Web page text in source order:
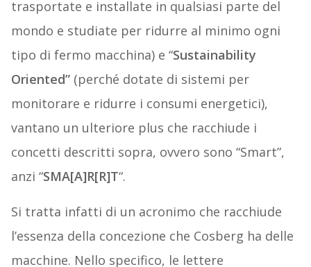
trasportate e installate in qualsiasi parte del
mondo e studiate per ridurre al minimo ogni
tipo di fermo macchina) e “Sustainability
Oriented”(perché dotate di sistemi per
monitorare e ridurre i consumi energetici),
vantano un ulteriore plus che racchiude i
concetti descritti sopra, ovvero sono “Smart”,
anzi “SMA[A]R[R]T“.
Si tratta infatti di un acronimo che racchiude
l’essenza della concezione che Cosberg ha delle
macchine. Nello specifico, le lettere